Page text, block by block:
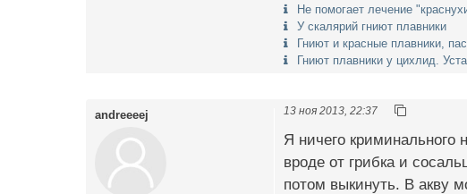
Не помогает лечение
У скалярий гниют плавники
Гниют и красные плавники,
Гниют плавники у цихлид.
andreeeej 13 ноя 2013, 22:37
Я ничего
вроде от грибка и
потом выкинуть. В акву